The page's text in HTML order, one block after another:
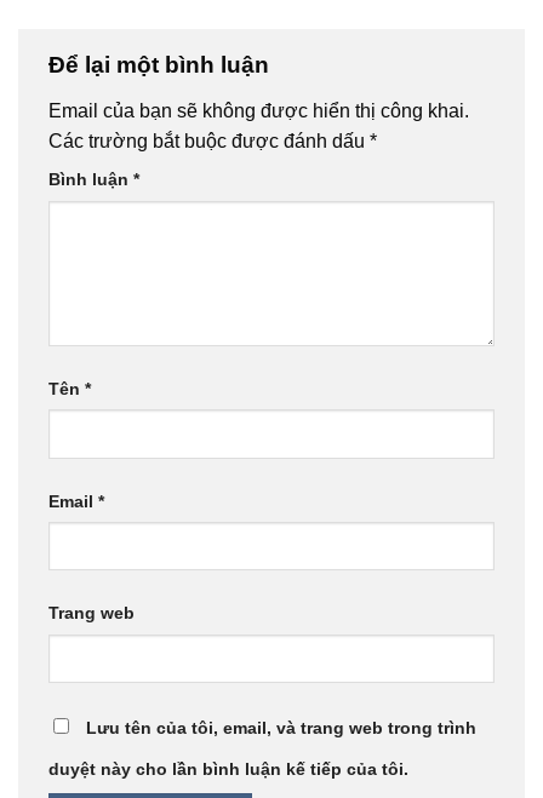
Để lại một bình luận
Email của bạn sẽ không được hiển thị công khai.
Các trường bắt buộc được đánh dấu *
Bình luận *
Tên *
Email *
Trang web
Lưu tên của tôi, email, và trang web trong trình
duyệt này cho lần bình luận kế tiếp của tôi.